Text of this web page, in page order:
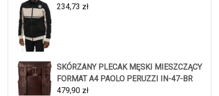
234,73 zł
SKÓRZANY PLECAK MĘSKI MIESZCZĄCY
FORMAT A4 PAOLO PERUZZI IN-47-BR
479,90 zł